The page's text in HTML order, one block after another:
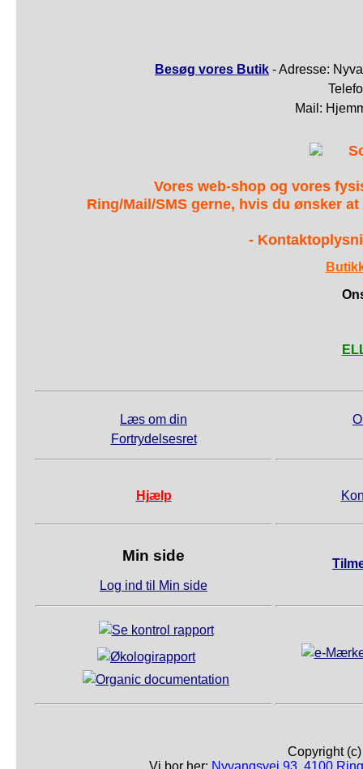
Besøg vores Butik - Adresse:
Mail:
Vores web-shop og vores
Ring/Mail/SMS gerne, hvis du ønsker
-
Læs om din
Fortrydelsesret
Hjælp
Min side
Log ind til Min side
Copyright